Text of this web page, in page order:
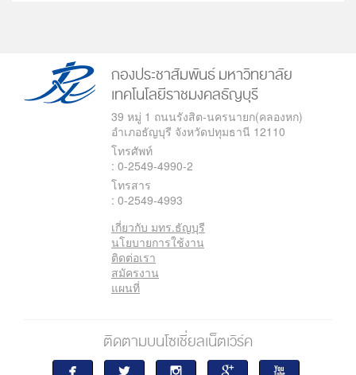
กองประชาสัมพันธ์มหาวิทยาลัย
เทคโนโลยีราชมงคลธัญบุรี
39 หมู่ 1 ถนนรังสิต-นครนายก(คลองหก)
อำเภอธัญบุรี จังหวัดปทุมธานี 12110
โทรศัพท์
: 0-2549-4990-2
โทรสาร
: 0-2549-4993
เกี่ยวกับ มทร.ธัญบุรี
นโยบายการใช้งาน
ติดต่อเรา
สมัครงาน
แผนที่
ติดตามบนโซเชี่ยลเน็ตเวิร์ค